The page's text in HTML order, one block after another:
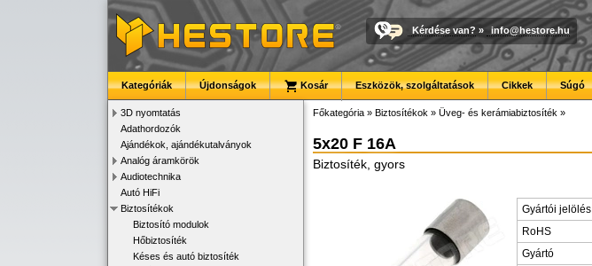
Kérdése van? » info@hestore.hu
Kategóriák Újdonságok Kosár Eszközök, szolgáltatások Cikkek Súgó
3D nyomtatás
Adathordozók
Ajándékok, ajándékutalványok
Analóg áramkörök
Audiotechnika
Autó HiFi
Biztosítékok
Biztosító modulok
Hőbiztosíték
Késes és autó biztosíték
Főkategória » Biztosítékok » Üveg- és kerámiabiztosíték »
5x20 F 16A
Biztosíték, gyors
Gyártói jelölés
RoHS
Gyártó